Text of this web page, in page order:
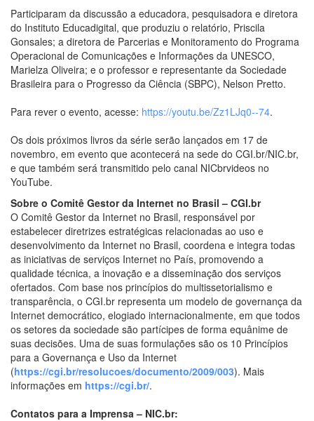
Participaram da discussão a educadora, pesquisadora e diretora
do Instituto Educadigital, que produziu o relatório, Priscila
Gonsales; a diretora de Parcerias e Monitoramento do Programa
Operacional de Comunicações e Informações da UNESCO,
Marielza Oliveira; e o professor e representante da Sociedade
Brasileira para o Progresso da Ciência (SBPC), Nelson Pretto.
Para rever o evento, acesse: https://youtu.be/Zz1LJq0--74.
Os dois próximos livros da série serão lançados em 17 de
novembro, em evento que acontecerá na sede do CGI.br/NIC.br,
e que também será transmitido pelo canal NICbrvideos no
YouTube.
Sobre o Comitê Gestor da Internet no Brasil – CGI.br
O Comitê Gestor da Internet no Brasil, responsável por
estabelecer diretrizes estratégicas relacionadas ao uso e
desenvolvimento da Internet no Brasil, coordena e integra todas
as iniciativas de serviços Internet no País, promovendo a
qualidade técnica, a inovação e a disseminação dos serviços
ofertados. Com base nos princípios do multissetorialismo e
transparência, o CGI.br representa um modelo de governança da
Internet democrático, elogiado internacionalmente, em que todos
os setores da sociedade são partícipes de forma equânime de
suas decisões. Uma de suas formulações são os 10 Princípios
para a Governança e Uso da Internet
(https://cgi.br/resolucoes/documento/2009/003). Mais
informações em https://cgi.br/.
Contatos para a Imprensa – NIC.br: